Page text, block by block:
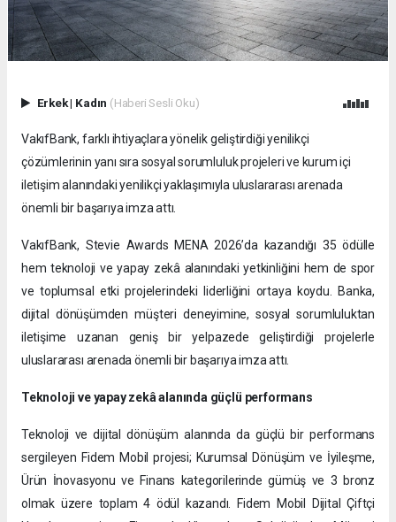
Erkek| Kadın (Haberi Sesli Oku)
VakıfBank, farklı ihtiyaçlara yönelik geliştirdiği yenilikçi
çözümlerinin yanı sıra sosyal sorumluluk projeleri ve kurum içi
iletişim alanındaki yenilikçi yaklaşımıyla uluslararası arenada
önemli bir başarıya imza attı.
VakıfBank, Stevie Awards MENA 2026’da kazandığı 35 ödülle
hem teknoloji ve yapay zekâ alanındaki yetkinliğini hem de spor
ve toplumsal etki projelerindeki liderliğini ortaya koydu. Banka,
dijital dönüşümden müşteri deneyimine, sosyal sorumluluktan
iletişime uzanan geniş bir yelpazede geliştirdiği projelerle
uluslararası arenada önemli bir başarıya imza attı.
Teknoloji ve yapay zekâ alanında güçlü performans
Teknoloji ve dijital dönüşüm alanında da güçlü bir performans
sergileyen Fidem Mobil projesi; Kurumsal Dönüşüm ve İyileşme,
Ürün İnovasyonu ve Finans kategorilerinde gümüş ve 3 bronz
olmak üzere toplam 4 ödül kazandı. Fidem Mobil Dijital Çiftçi